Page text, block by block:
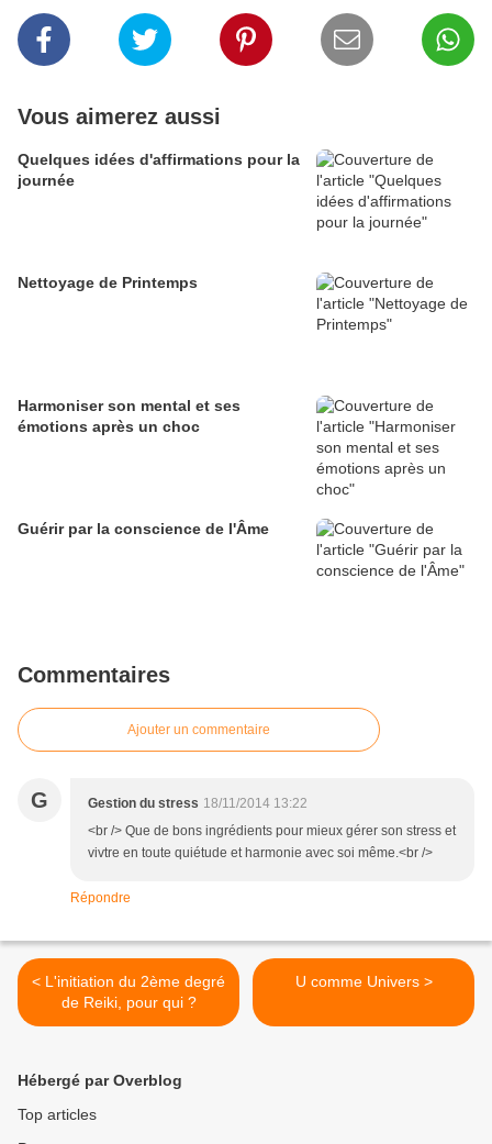
Vous aimerez aussi
Quelques idées d'affirmations pour la
journée
Nettoyage de Printemps
Harmoniser son mental et ses
émotions après un choc
Guérir par la conscience de l'Âme
Commentaires
Ajouter un commentaire
G Gestion du stress 18/11/2014 13:22
<br /> Que de bons ingrédients pour mieux gérer son stress et
vivtre en toute quiétude et harmonie avec soi même.<br />
Répondre
< L'initiation du 2ème degré
de Reiki, pour qui ?
U comme Univers >
Hébergé par Overblog
Top articles